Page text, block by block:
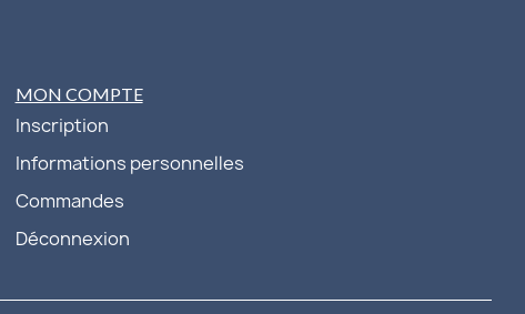
MON COMPTE
Inscription
Informations personnelles
Commandes
Déconnexion